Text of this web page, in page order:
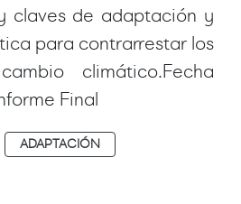
claves de adaptación y
para contrarrestar los
climático.Fecha
Final
ADAPTACIÓN